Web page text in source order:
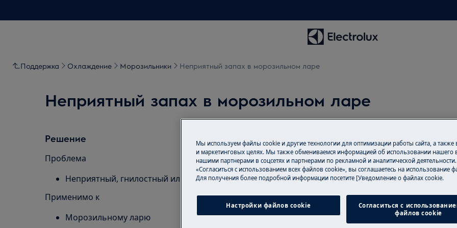
Поддержка Охлаждение Морозильники Неприятный запах в морозильном ларе
Неприятный запах в морозильном ларе
Решение
Проблема
Неприятный, гнилостный или сильный запах в морозильной камере
Применимо к
Морозильному ларю
Записаться на
Вам нужен
удовольствием
оригинальные
предлагаем
Мы используем файлы cookie и другие технологии для оптимизации работы сайта, а
и маркетинговых целях. Мы также обмениваемся информацией об использовании нашего
нашими партнерами в соцсетях и партнерами по рекламной и аналитической
«Согласиться с использованием всех файлов cookie», вы соглашаетесь на использование
Для получения более подробной информации посетите [Уведомление о файлах cookie.
Настройки файлов cookie
Согласиться с
файлов cookie